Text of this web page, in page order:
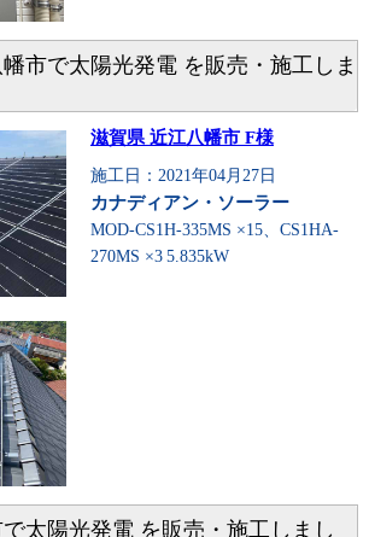
市で太陽光発電 を販売・施工しま
滋賀県 近江八幡市 F様
施工日：2021年04月27日
カナディアン・ソーラー
MOD-CS1H-335MS ×15、CS1HA-
270MS ×3 5.835kW
太陽光発電 を販売・施工しまし